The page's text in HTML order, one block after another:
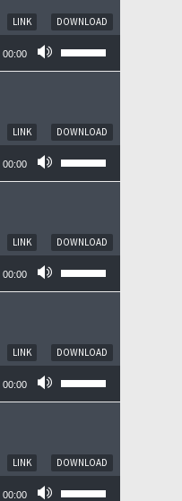
DOWNLOAD
LINK
00:00
DOWNLOAD
LINK
00:00
DOWNLOAD
LINK
00:00
DOWNLOAD
LINK
00:00
DOWNLOAD
LINK
00:00